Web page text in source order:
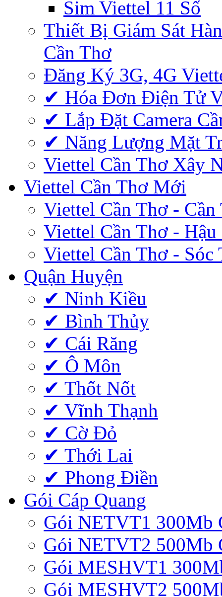
Sim Viettel 11 Số
Thiết Bị Giám Sát
Cần Thơ
Đăng Ký 3G, 4G
✔‎ Hóa Đơn Điện Tử
✔‎ Lắp Đặt Camera
✔‎ Năng Lượng Mặt
Viettel Cần Thơ Xây
Viettel Cần Thơ Mới
Viettel Cần Thơ - Cần
Viettel Cần Thơ - Hậu
Viettel Cần Thơ - Sóc
Quận Huyện
✔ Ninh Kiều
✔ Bình Thủy
✔ Cái Răng
✔ Ô Môn
✔ Thốt Nốt
✔ Vĩnh Thạnh
✔ Cờ Đỏ
✔ Thới Lai
✔ Phong Điền
Gói Cáp Quang
Gói NETVT1 300Mb
Gói NETVT2 500Mb
Gói MESHVT1
Gói MESHVT2